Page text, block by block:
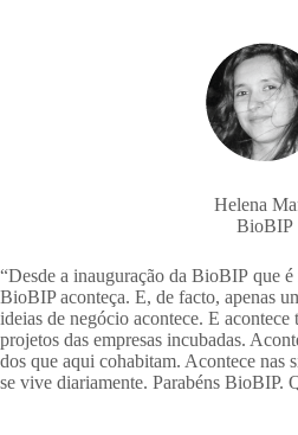
Helena
BioBIP
“Desde a inauguração da BioBIP que
BioBIP aconteça. E, de facto, apenas
ideias de negócio acontece. E
projetos das empresas incubadas.
dos que aqui cohabitam. Acontece nas
se vive diariamente. Parabéns BioBIP.